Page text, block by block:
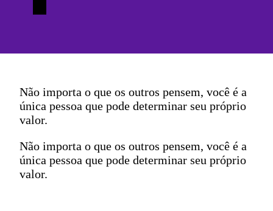
Não importa o que os outros pensem, você é a
única pessoa que pode determinar seu próprio
valor.
Não importa o que os outros pensem, você é a
única pessoa que pode determinar seu próprio
valor.